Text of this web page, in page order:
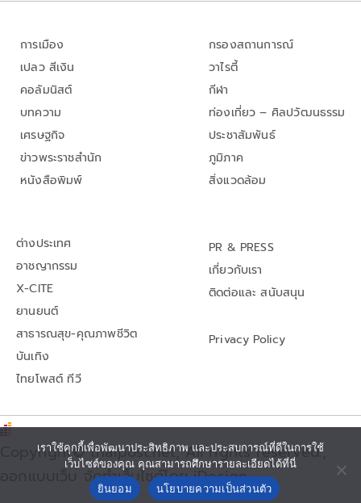
การเมือง
เปลว สีเงิน
คอลัมนิสต์
บทความ
เศรษฐกิจ
ข่าวพระราชสำนัก
หนังสือพิมพ์
กรองสถานการณ์
วาไรตี้
กีฬา
ท่องเที่ยว – ศิลปวัฒนธรรม
ประชาสัมพันธ์
ภูมิภาค
สิ่งแวดล้อม
ต่างประเทศ
อาชญากรรม
X-CITE
ยานยนต์
สาธารณสุข-คุณภาพชีวิต
บันเทิง
ไทยโพสต์ ทีวี
PR & PRESS
เกี่ยวกับเรา
ติดต่อและ สนับสนุน
Privacy Policy
Copyright© thaipost.net, All rights reserved.,
ออกแบบเว็บ จัดทำเว็บไซต์โดย iDesign
เราใช้คุกกี้เพื่อพัฒนาประสิทธิภาพ และประสบการณ์ที่ดีในการใช้
เว็บไซต์ของคุณ คุณสามารถศึกษารายละเอียดได้ที่นี่
ยินยอม
นโยบายความเป็นส่วนตัว